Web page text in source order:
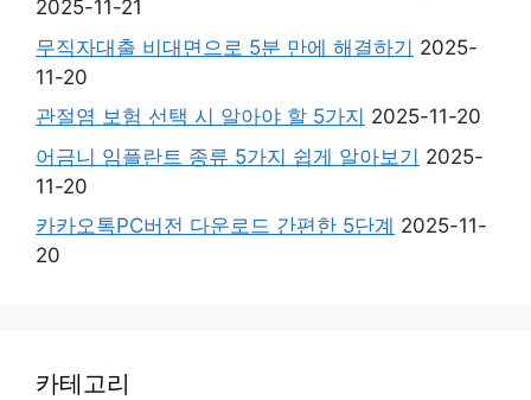
2025-11-21
무직자대출 비대면으로 5분 만에 해결하기 2025-
11-20
관절염 보험 선택 시 알아야 할 5가지 2025-11-20
어금니 임플란트 종류 5가지 쉽게 알아보기 2025-
11-20
카카오톡PC버전 다운로드 간편한 5단계 2025-11-
20
카테고리